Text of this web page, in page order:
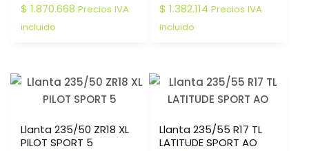
$ 1.870.668 Precios IVA
incluido
$ 1.382.114 Precios IVA
incluido
Llanta 235/50 ZR18 XL
PILOT SPORT 5
Llanta 235/55 R17 TL
LATITUDE SPORT AO